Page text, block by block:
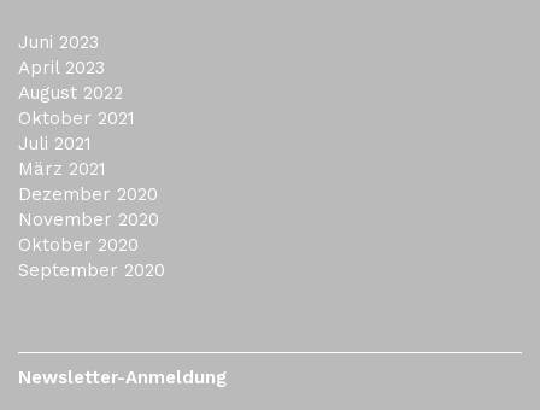
Juni 2023
April 2023
August 2022
Oktober 2021
Juli 2021
März 2021
Dezember 2020
November 2020
Oktober 2020
September 2020
Newsletter-Anmeldung